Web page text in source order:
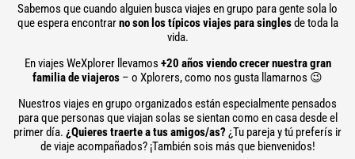
Sabemos que cuando alguien busca viajes en grupo para gente sola lo
que espera encontrarno son los típicos viajes para singlesde toda la
vida.
En viajes WeXplorer llevamos +20 años viendo crecer nuestra gran
familia de viajeros – o Xplorers, como nos gusta llamarnos 😉
Nuestros viajes en grupo organizados están especialmente pensados
para que personas que viajan solas se sientan como en casa desde el
primer día. ¿Quieres traerte a tus amigos/as? ¿Tu pareja y tú preferís ir
de viaje acompañados? ¡También sois más que bienvenidos!